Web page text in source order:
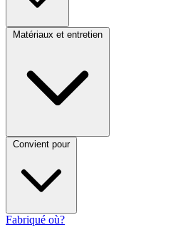
Matériaux et entretien
Convient pour
Fabriqué où?